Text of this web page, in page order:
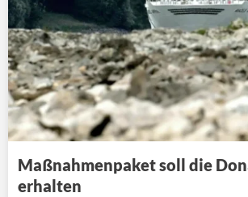
Maßnahmenpaket soll die
erhalten